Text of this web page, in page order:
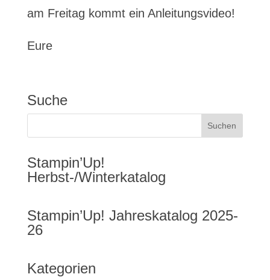
am Freitag kommt ein Anleitungsvideo!
Eure
Suche
Stampin’Up!
Herbst-/Winterkatalog
Stampin’Up! Jahreskatalog 2025-
26
Kategorien